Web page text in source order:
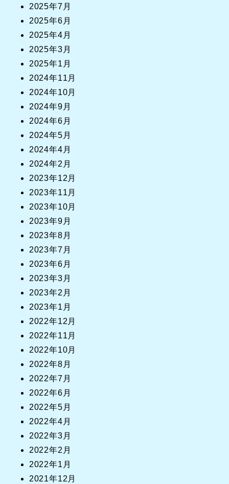
2025年7月
2025年6月
2025年4月
2025年3月
2025年1月
2024年11月
2024年10月
2024年9月
2024年6月
2024年5月
2024年4月
2024年2月
2023年12月
2023年11月
2023年10月
2023年9月
2023年8月
2023年7月
2023年6月
2023年3月
2023年2月
2023年1月
2022年12月
2022年11月
2022年10月
2022年8月
2022年7月
2022年6月
2022年5月
2022年4月
2022年3月
2022年2月
2022年1月
2021年12月